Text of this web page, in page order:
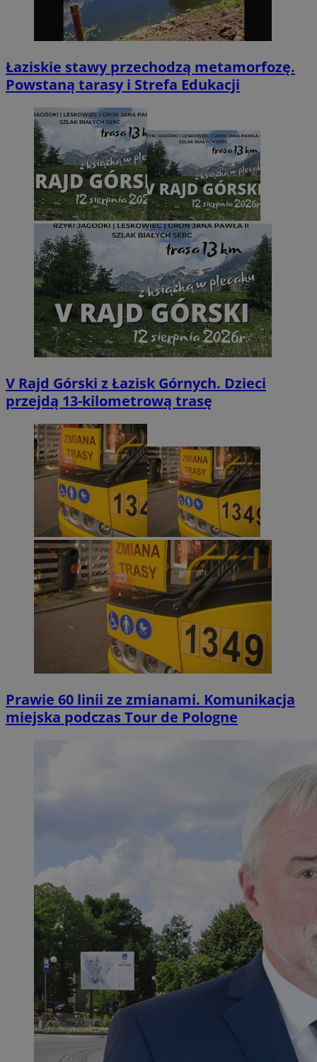
Łaziskie stawy przechodzą metamorfozę.
Powstaną tarasy i Strefa Edukacji
V Rajd Górski z Łazisk Górnych. Dzieci
przejdą 13-kilometrową trasę
Prawie 60 linii ze zmianami. Komunikacja
miejska podczas Tour de Pologne